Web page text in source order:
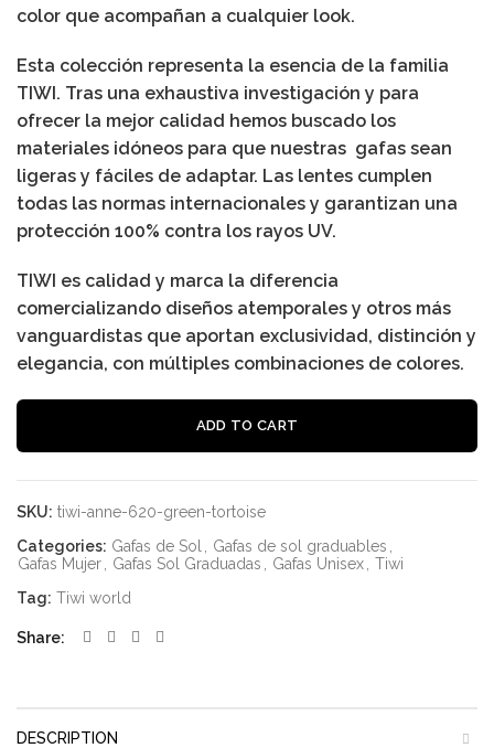
color que acompañan a cualquier look.
Esta colección representa la esencia de la familia
TIWI. Tras una exhaustiva investigación y para
ofrecer la mejor calidad hemos buscado los
materiales idóneos para que nuestras gafas sean
ligeras y fáciles de adaptar. Las lentes cumplen
todas las normas internacionales y garantizan una
protección 100% contra los rayos UV.
TIWI es calidad y marca la diferencia
comercializando diseños atemporales y otros más
vanguardistas que aportan exclusividad, distinción y
elegancia, con múltiples combinaciones de colores.
ADD TO CART
SKU: tiwi-anne-620-green-tortoise
Categories: Gafas de Sol Gafas de sol graduables
Gafas Mujer
Gafas Sol Graduadas Gafas Unisex
Tiwi
Tag: Tiwi world
Share
DESCRIPTION